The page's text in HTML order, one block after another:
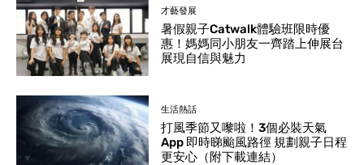
才藝發展
暑假親子Catwalk體驗班限時優
惠！媽媽同小朋友一齊踏上伸展台
展現自信與魅力
生活熱話
打風季節又嚟啦！3個必裝天氣
App 即時睇颱風路徑 規劃親子日程
更安心（附下載連結）